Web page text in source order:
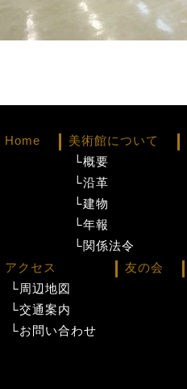
Home 美術館について
└概要
└沿革
└建物
└年報
└関係法令
アクセス
└周辺地図
└交通案内
└お問い合わせ
友の会